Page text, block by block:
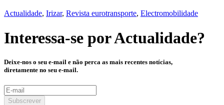
Actualidade, Irizar, Revista eurotransporte, Electromobilidade
Interessa-se porActualidade?
Deixe-nos o seu e-mail e não perca as mais recentes notícias,
diretamente no seu e-mail.
Subscrever